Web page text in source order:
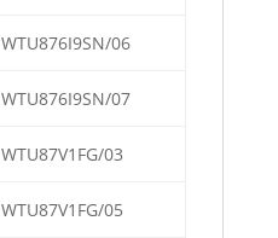
WTU876I9SN/06
WTU876I9SN/07
WTU87V1FG/03
WTU87V1FG/05